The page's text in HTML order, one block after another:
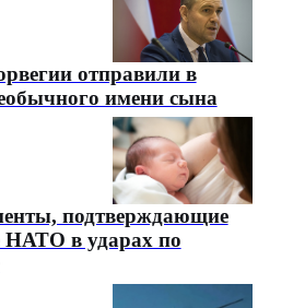
отправили в
имени сына
подтверждающие
НАТО в ударах по